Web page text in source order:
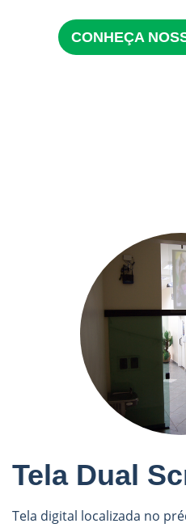
CONHEÇA
Tela Dual
Tela digital localizada no